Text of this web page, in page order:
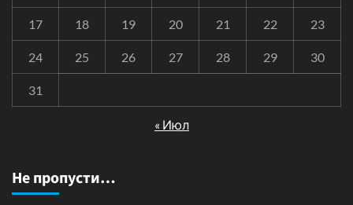
17 18 19 20 21 22 23
24 25 26 27 28 29 30
31
« Июл
Не пропусти…